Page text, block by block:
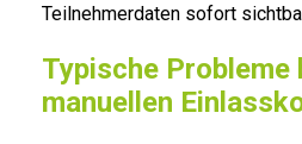
Teilnehmerdaten sofort
Typische Probleme
manuellen